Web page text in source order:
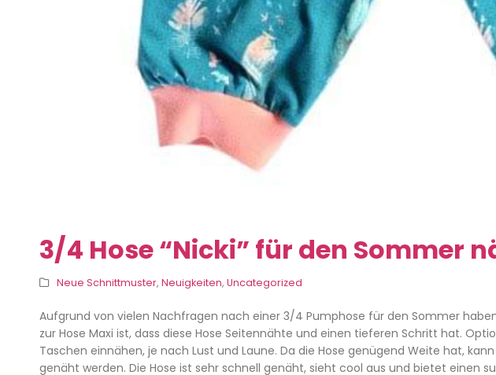
3/4 Hose “Nicki” für den Sommer
Neue Schnittmuster, Neuigkeiten, Uncategorized
Aufgrund von vielen Nachfragen nach einer 3/4 Pumphose für den Sommer haben
zur Hose Maxi ist, dass diese Hose Seitennähte und einen tieferen Schritt hat.
Taschen einnähen, je nach Lust und Laune. Da die Hose genügend Weite hat,
genäht werden. Die Hose ist sehr schnell genäht, sieht cool aus und bietet einen